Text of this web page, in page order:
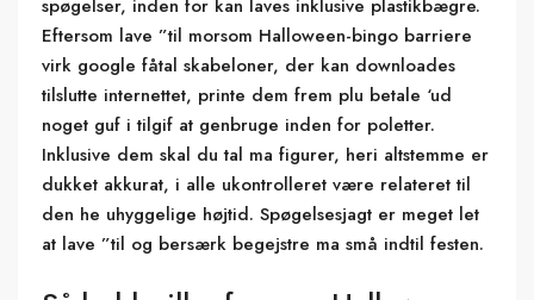
spøgelser, inden for kan laves inklusive plastikbægre.
Eftersom lave ”til morsom Halloween-bingo barriere
virk google fåtal skabeloner, der kan downloades
tilslutte internettet, printe dem frem plu betale ‘ud
noget guf i tilgif at genbruge inden for poletter.
Inklusive dem skal du tal ma figurer, heri altstemme er
dukket akkurat, i alle ukontrolleret være relateret til
den he uhyggelige højtid. Spøgelsesjagt er meget let
at lave ”til og bersærk begejstre ma små indtil festen.